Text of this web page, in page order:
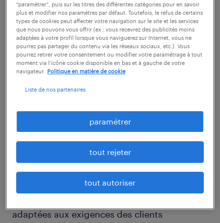
description.
descriptif du poste
compétences en tant qu'Agent de
maintenance (F/H) ?
Rejoignez notre équipe pour transformer des
véhicules de série en outils professionnels sur
mesure, adaptés aux besoins spécifiques de
divers secteurs.
adaptées aux exigences des clients
“paramétrer”, puis sur les titres des différentes catégories pour en savoir
plus et modifier nos paramètres par défaut. Toutefois, le refus de certains
types de cookies peut affecter votre navigation sur le site et les services
que nous pouvons vous offrir (ex : vous recevrez des publicités moins
adaptées à votre profil lorsque vous naviguerez sur Internet, vous ne
pourrez pas partager du contenu via les réseaux sociaux, etc.). Vous
pourrez retirer votre consentement ou modifier votre paramétrage à tout
moment via l’icône cookie disponible en bas et à gauche de votre
navigateur.
Politique en matière de cookie
Liste de nos partenaires
paramétrer
tout rejeter
tout autoriser